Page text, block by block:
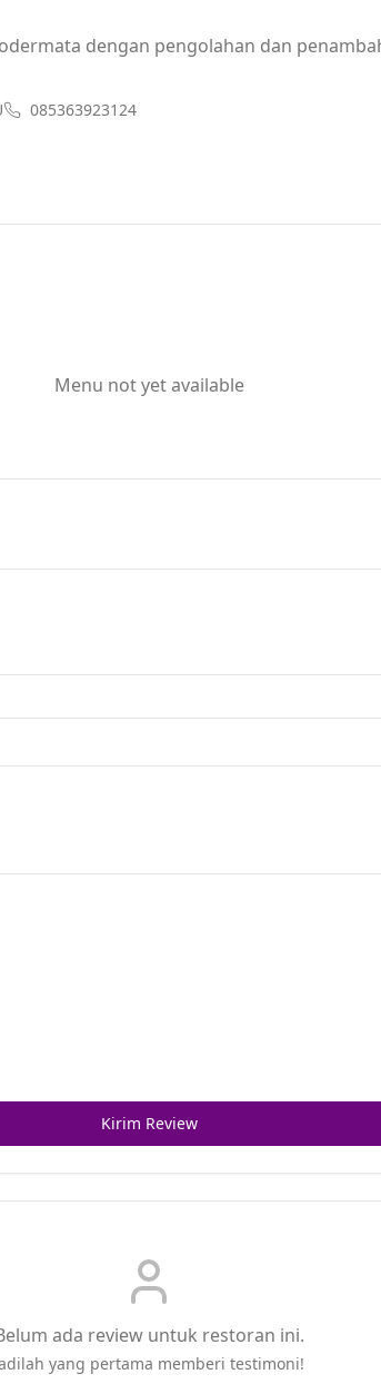
dengan pengolahan dan
085363923124
Menu not yet available
Kirim Review
ada review untuk restoran ini.
yang pertama memberi testimoni!